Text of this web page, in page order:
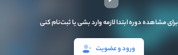
برای مشاهده دوره ابتدا لازمه وارد بشی یا ثبت‌نام کنی
ورود و عضویت